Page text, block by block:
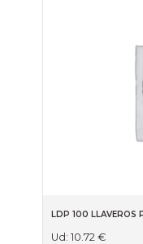
LDP 100 LLAVEROS
Ud:10.72€